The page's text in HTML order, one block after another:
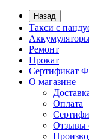
Назад
Такси с
Ремонт
Прокат
Сертификат
О магазине
Оплата
Отзывы